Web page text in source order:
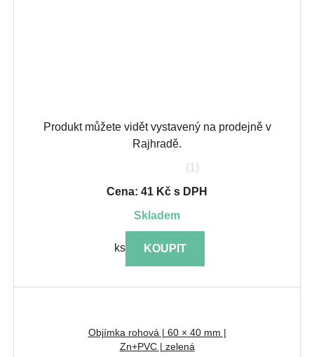
Produkt můžete vidět vystavený na prodejně v
Rajhradě.
(1)
Cena: 41 Kč s DPH
skladem
ks KOUPIT
Objímka rohová | 60 × 40 mm |
Zn+PVC | zelená